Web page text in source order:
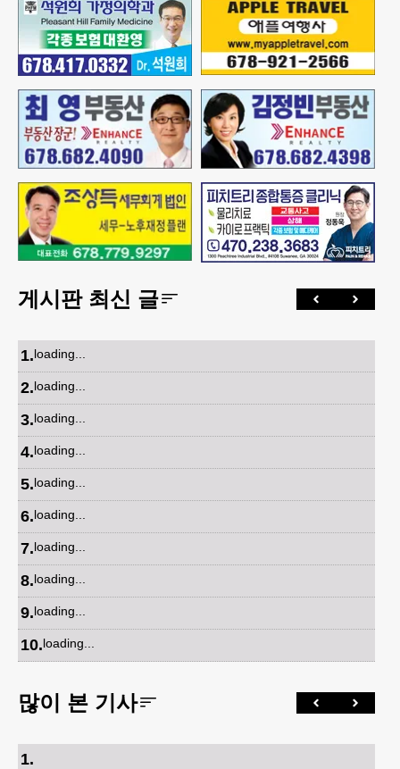
게시판 최신 글
1.loading...
2.loading...
3.loading...
4.loading...
5.loading...
6.loading...
7.loading...
8.loading...
9.loading...
10.loading...
많이 본 기사
1.